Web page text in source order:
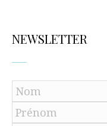
NEWSLETTER